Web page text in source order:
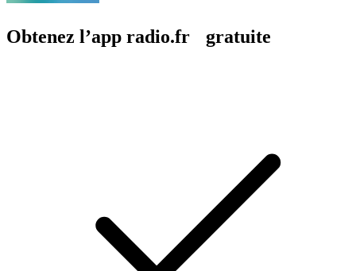
Obtenez l’app radio.fr gratuite